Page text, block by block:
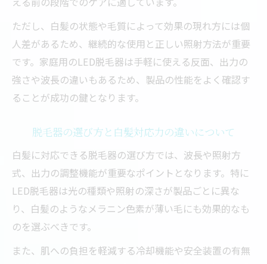
ただし、白髪の状態や毛質によって効果の現れ方には個
人差があるため、継続的な使用と正しい照射方法が重要
です。家庭用のLED脱毛器は手軽に使える反面、出力の
強さや波長の違いもあるため、製品の性能をよく確認す
ることが成功の鍵となります。
脱毛器の選び方と白髪対応力の違いについて
白髪に対応できる脱毛器の選び方では、波長や照射方
式、出力の調整機能が重要なポイントとなります。特に
LED脱毛器は光の種類や照射の深さが製品ごとに異な
り、白髪のようなメラニン色素が薄い毛にも効果的なも
のを選ぶべきです。
また、肌への負担を軽減する冷却機能や安全装置の有無